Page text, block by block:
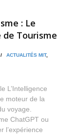
: Le
de Tourisme
/ ACTUALITÉS MIT,
L’Intelligence
moteur de la
voyage.
ChatGPT ou
l’expérience